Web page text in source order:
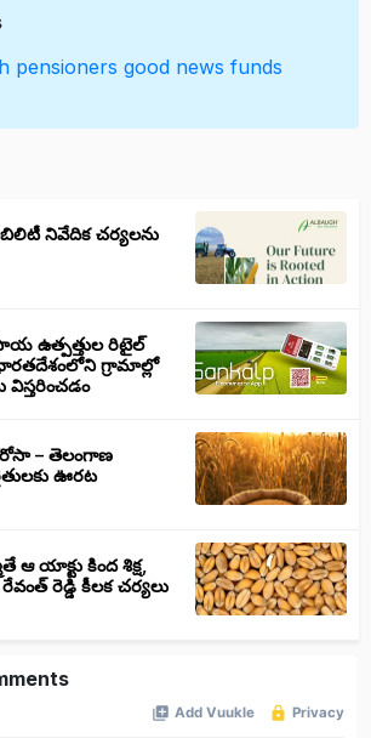
pensioners good news funds
నివేదిక చర్యలను
ఉత్పత్తుల రిటైల్
గ్రామాల్లో
– తెలంగాణ
ఊరట
ఆ యాక్టు కింద శిక్ష,
రెడ్డి కీలక చర్యలు